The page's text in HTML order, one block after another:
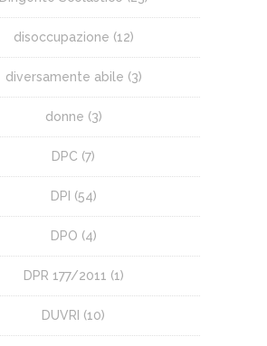
disoccupazione (12)
diversamente abile (3)
donne (3)
DPC (7)
DPI (54)
DPO (4)
DPR 177/2011 (1)
DUVRI (10)